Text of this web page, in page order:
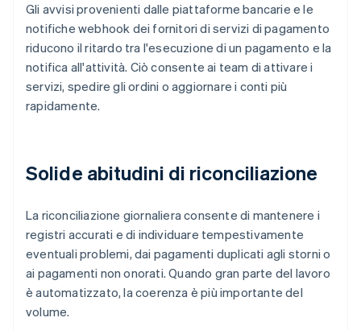
Gli avvisi provenienti dalle piattaforme bancarie e le
notifiche webhook dei fornitori di servizi di pagamento
riducono il ritardo tra l'esecuzione di un pagamento e la
notifica all'attività. Ciò consente ai team di attivare i
servizi, spedire gli ordini o aggiornare i conti più
rapidamente.
Solide abitudini di riconciliazione
La riconciliazione giornaliera consente di mantenere i
registri accurati e di individuare tempestivamente
eventuali problemi, dai pagamenti duplicati agli storni o
ai pagamenti non onorati. Quando gran parte del lavoro
è automatizzato, la coerenza è più importante del
volume.